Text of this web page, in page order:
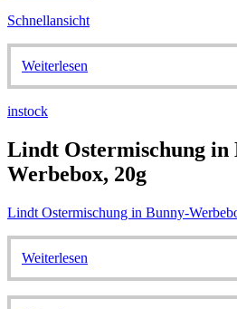
Schnellansicht
Weiterlesen
instock
Lindt Ostermischung in
Werbebox, 20g
Lindt Ostermischung in Bunny-
Weiterlesen